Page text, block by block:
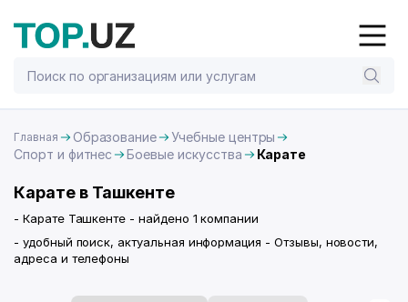
Главная Образование
Учебные центры
Спорт и фитнес
Боевые искусства Карате
Карате в Ташкенте
- Карате Ташкенте - найдено 1 компании
- удобный поиск, актуальная информация - Отзывы, новости,
адреса и телефоны